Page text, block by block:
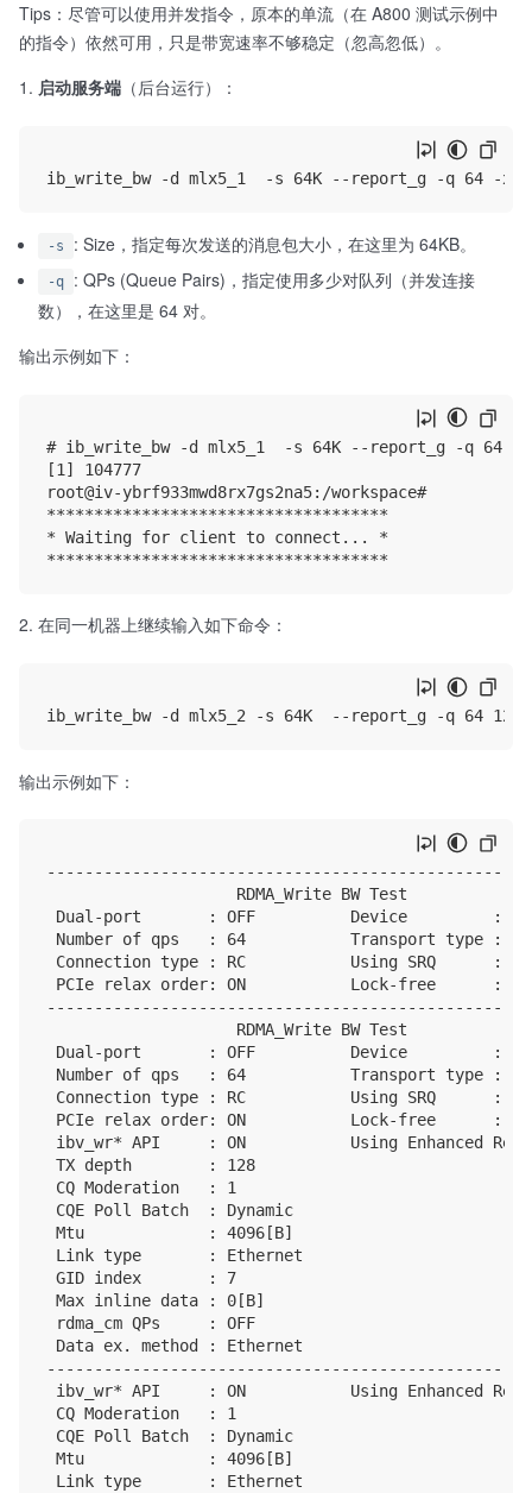
Tips：尽管可以使用并发指令，原本的单流（在 A800 测试示例中
的指令）依然可用，只是带宽速率不够稳定（忽高忽低）。
启动服务端 （后台运行）：
-s : Size，指定每次发送的消息包大小，在这里为 64KB。
-q
: QPs (Queue Pairs)，指定使用多少对队列（并发连接
数），在这里是 64 对。
输出示例如下：
# ib_write_bw -d mlx5_1  -s 64K --report_g -q 64 -x
[1] 104777
root@iv-ybrf933mwd8rx7gs2na5:/workspace#
************************************
* Waiting for client to connect... *
在同一机器上继续输入如下命令：
输出示例如下：
                    RDMA_Write BW Test
Dual-port       : OFF          Device         :
Number of qps   : 64           Transport type : IB
Connection type : RC           Using SRQ      :
PCIe relax order: ON           Lock-free      :
                    RDMA_Write BW Test
Dual-port       : OFF          Device         :
Number of qps   : 64           Transport type : IB
Connection type : RC           Using SRQ      :
PCIe relax order: ON           Lock-free      :
ibv_wr* API     : ON           Using Enhanced
TX depth        : 128
CQ Moderation   : 1
CQE Poll Batch  : Dynamic
Mtu             : 4096[B]
Link type       : Ethernet
GID index       : 7
Max inline data : 0[B]
rdma_cm QPs     : OFF
Data ex. method : Ethernet
ibv_wr* API     : ON           Using Enhanced
CQ Moderation   : 1
CQE Poll Batch  : Dynamic
Mtu             : 4096[B]
Link type       : Ethernet